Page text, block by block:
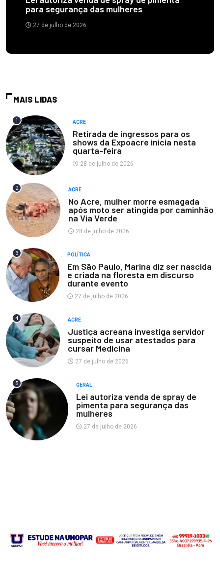
para segurança das mulheres
27 de julho de 2026
MAIS LIDAS
1 ACRE
Retirada de ingressos para os
shows da Expoacre inicia nesta
quarta-feira
28 de julho de 2026
2 ACRE
No Acre, mulher morre esmagada
após moto ser atingida por caminhão
na Via Verde
28 de julho de 2026
3 POLÍTICA
Em São Paulo, Marina diz ser nascida
e criada na floresta em discurso
durante evento
27 de julho de 2026
4 ACRE
Justiça acreana investiga servidor
suspeito de usar atestados para
cursar Medicina
27 de julho de 2026
5 GERAL
Lei autoriza venda de spray de
pimenta para segurança das
mulheres
27 de julho de 2026